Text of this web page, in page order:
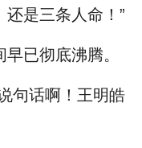
是三条人命！”
已彻底沸腾。
句话啊！王明皓